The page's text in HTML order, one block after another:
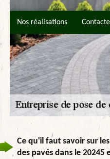
Nos réalisations
Ce qu'il faut savoir sur
des pavés dans le 20245